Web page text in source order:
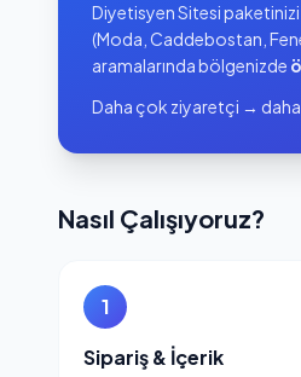
Diyetisyen Sitesi paketinizi
(Moda, Caddebostan,
aramalarında bölgenizde
Daha çok ziyaretçi →
Nasıl Çalışıyoruz?
1
Sipariş & İçerik